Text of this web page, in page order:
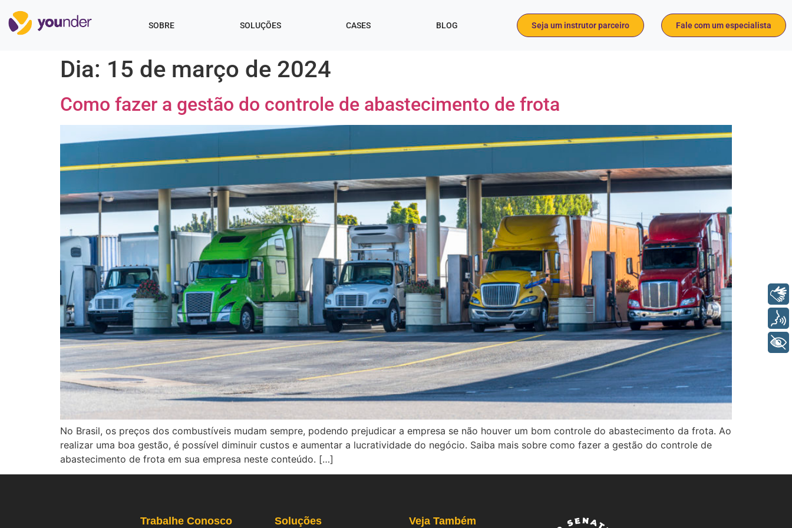
SOBRE SOLUÇÕES CASES BLOG Seja um instrutor parceiro Fale com um especialista
Dia: 15 de março de 2024
Como fazer a gestão do controle de abastecimento de frota
No Brasil, os preços dos combustíveis mudam sempre, podendo prejudicar a empresa se não houver um bom controle do abastecimento da frota. Ao
realizar uma boa gestão, é possível diminuir custos e aumentar a lucratividade do negócio. Saiba mais sobre como fazer a gestão do controle de
abastecimento de frota em sua empresa neste conteúdo. […]
Trabalhe Conosco Soluções Veja Também
Libras
+ Acessibilidade